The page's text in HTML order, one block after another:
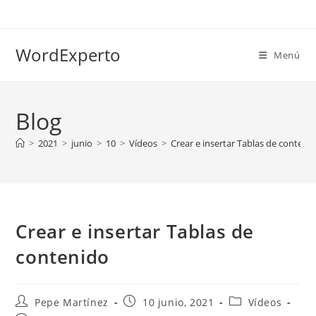
WordExperto Menú
Blog
> 2021 > junio > 10 > Vídeos > Crear e insertar Tablas de
Crear e insertar Tablas de
contenido
AutorPepe Martínez
Publicación
10 junio, 2021
Categoría
Vídeos